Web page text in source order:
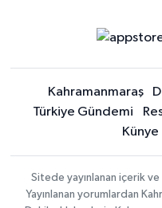
Kahramanmaraş
Türkiye Gündemi
Künye
Sitede yayınlanan içerik
Yayınlanan yorumlardan